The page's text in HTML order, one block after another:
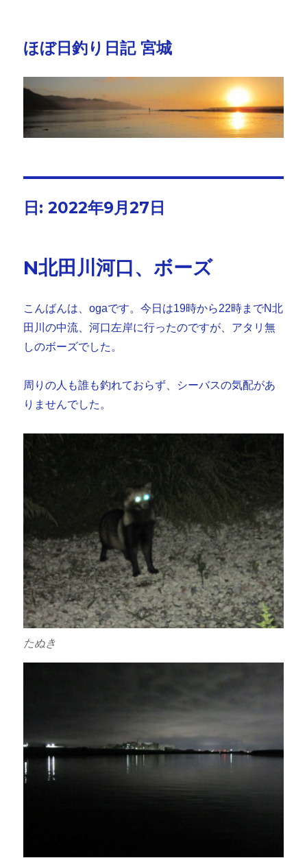
ほぼ日釣り日記 宮城
日:2022年9月27日
N北田川河口、ボーズ
こんばんは、ogaです。今日は19時から22時までN北
田川の中流、河口左岸に行ったのですが、アタリ無
しのボーズでした。
周りの人も誰も釣れておらず、シーバスの気配があ
りませんでした。
たぬき